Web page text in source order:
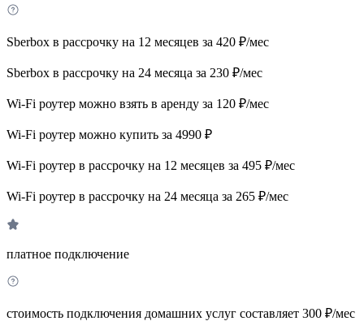
Sberbox в рассрочку на 12 месяцев за 420 ₽/мес
Sberbox в рассрочку на 24 месяца за 230 ₽/мес
Wi-Fi роутер можно взять в аренду за 120 ₽/мес
Wi-Fi роутер можно купить за 4990 ₽
Wi-Fi роутер в рассрочку на 12 месяцев за 495 ₽/мес
Wi-Fi роутер в рассрочку на 24 месяца за 265 ₽/мес
платное подключение
стоимость подключения домашних услуг составляет 300 ₽/мес